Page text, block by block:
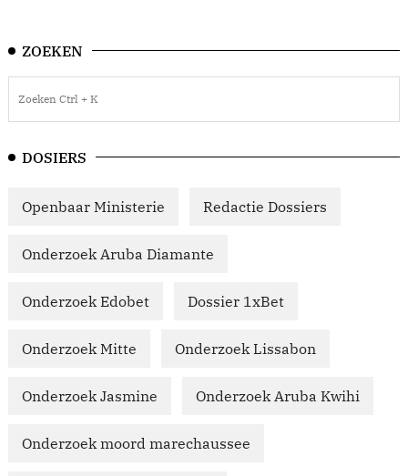
ZOEKEN
DOSIERS
Openbaar Ministerie Redactie Dossiers
Onderzoek Aruba Diamante
Onderzoek Edobet Dossier 1xBet
Onderzoek Mitte Onderzoek Lissabon
Onderzoek Jasmine Onderzoek Aruba Kwihi
Onderzoek moord marechaussee